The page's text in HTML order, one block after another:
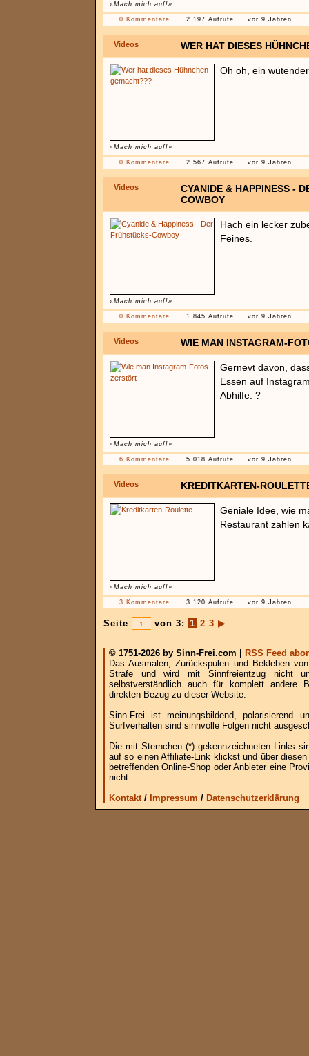
«Mach mich auf!»
0 Kommentare 2.197 Aufrufe vor 9 Jahren
Videos WER HAT DIESES
«Mach mich auf!»
Oh oh, ein
0 Kommentare 2.567 Aufrufe vor 9 Jahren
Videos
CYANIDE & HAPPINESS -
COWBOY
«Mach mich auf!»
Hach ein lecker
Feines.
0 Kommentare 1.845 Aufrufe vor 9 Jahren
Videos WIE MAN INSTAGRAM-
«Mach mich auf!»
Gernevt davon,
Essen auf
Abhilfe. ?
6 Kommentare 5.018 Aufrufe vor 9 Jahren
Videos KREDITKARTEN-
«Mach mich auf!»
Geniale Idee, wie
Restaurant zahlen
3 Kommentare 3.120 Aufrufe vor 9 Jahren
Seite von 3: 1 2 3 ▶
© 1751-2026 by Sinn-Frei.com |
RSS Feed
Das Ausmalen, Zurückspulen und Bekleben
Strafe und wird mit Sinnfreientzug nicht
selbstverständlich auch für komplett andere
direkten Bezug zu dieser Website.
Sinn-Frei ist meinungsbildend, polarisierend
Surfverhalten sind sinnvolle Folgen nicht
Die mit Sternchen (*) gekennzeichneten Links
auf so einen Affiliate-Link klickst und über
betreffenden Online-Shop oder Anbieter eine
nicht.
Kontakt/ Impressum / Datenschutzerklärung